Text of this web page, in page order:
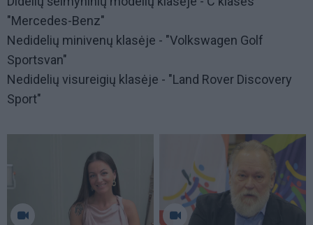
"Mercedes-Benz"
Nedidelių minivenų klasėje - "Volkswagen Golf
Sportsvan"
Nedidelių visureigių klasėje - "Land Rover Discovery
Sport"